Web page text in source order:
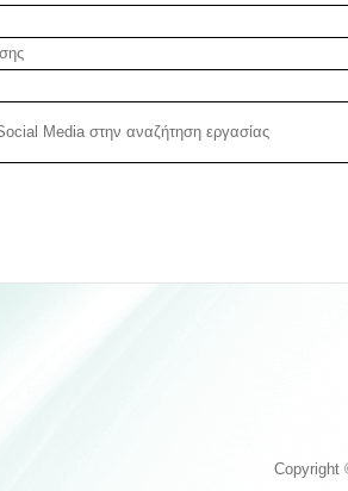
Media στην αναζήτηση εργασίας
Copyright